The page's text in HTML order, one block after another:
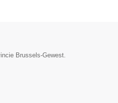
Brussels-Gewest.